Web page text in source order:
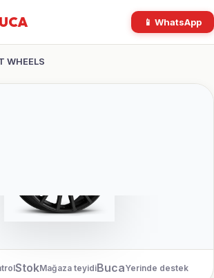
📱 WhatsApp
WHEELS
StokMağaza teyidiBucaYerinde destek